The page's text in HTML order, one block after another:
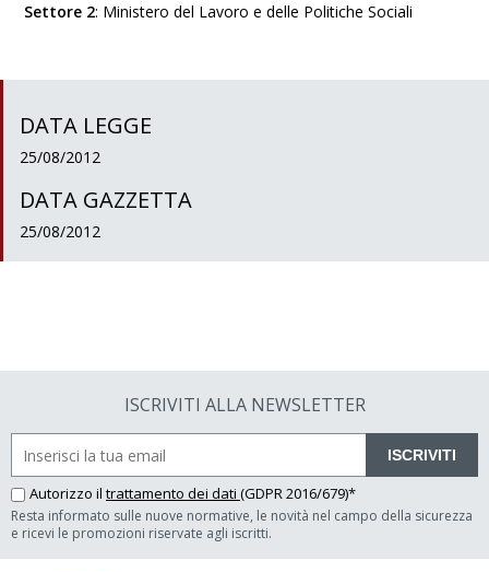
Settore 2: Ministero del Lavoro e delle Politiche Sociali
DATA LEGGE
25/08/2012
DATA GAZZETTA
25/08/2012
ISCRIVITI ALLA NEWSLETTER
ISCRIVITI
Autorizzo il trattamento dei dati (GDPR 2016/679)*
Resta informato sulle nuove normative, le novità nel campo della sicurezza
e ricevi le promozioni riservate agli iscritti.